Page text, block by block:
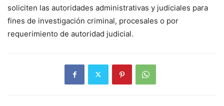
soliciten las autoridades administrativas y judiciales para
fines de investigación criminal, procesales o por
requerimiento de autoridad judicial.